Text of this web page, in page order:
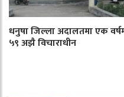
धनुषा जिल्ला अदालतमा एक
५९ अझै विचाराधीन